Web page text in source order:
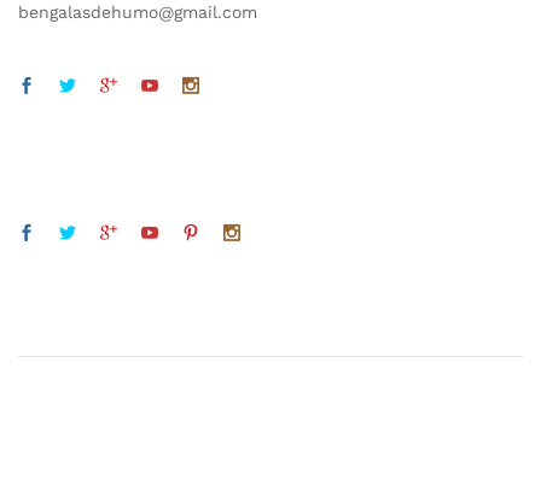
bengalasdehumo@gmail.com